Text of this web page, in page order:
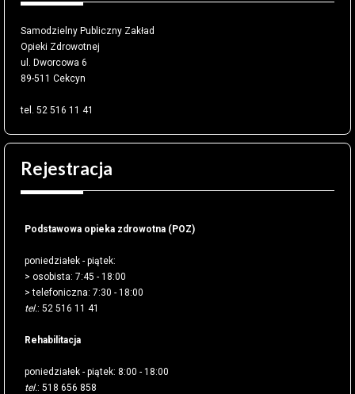
Samodzielny Publiczny Zakład
Opieki Zdrowotnej
ul. Dworcowa 6
89-511 Cekcyn
tel. 52 516 11 41
Rejestracja
Podstawowa opieka zdrowotna (POZ)
poniedziałek - piątek:
> osobista: 7:45 - 18:00
> telefoniczna: 7:30 - 18:00
tel.: 52 516 11 41
Rehabilitacja
poniedziałek - piątek: 8:00 - 18:00
tel.: 518 656 858